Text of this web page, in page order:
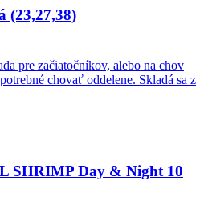
(23,27,38)
pre začiatočníkov, alebo na chov
chovať oddelene. Skladá sa z
SHRIMP Day & Night 10